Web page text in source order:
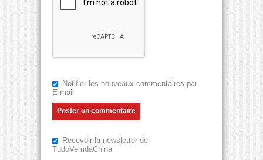
Notifier les nouveaux commentaires par
E-mail
Recevoir la newsletter de
TudoVemdaChina